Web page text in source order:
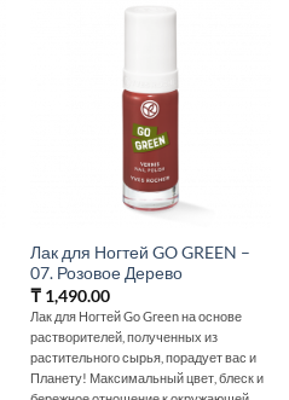
Лак для Ногтей GO GREEN –
07. Розовое Дерево
₸1,490.00
Лак для Ногтей Go Green на основе
растворителей, полученных из
растительного сырья, порадует вас и
Планету! Максимальный цвет, блеск и